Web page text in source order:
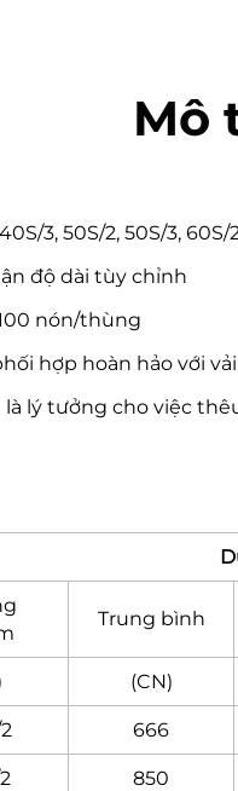
Mô
3, 50S/2, 50S/3, 60S/
độ dài tùy chỉnh
nón/thùng
hợp hoàn hảo với
lý tưởng cho việc
Trung bình
(CN)
666
850